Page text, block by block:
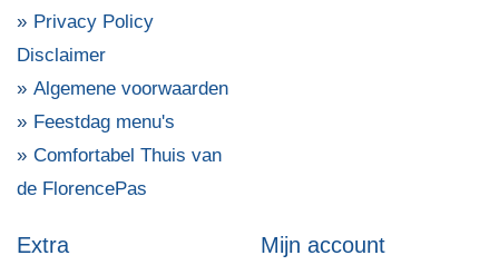
Privacy Policy
Disclaimer
Algemene voorwaarden
Feestdag menu's
Comfortabel Thuis van
de FlorencePas
Extra Mijn account